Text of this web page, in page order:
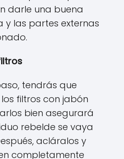
darle una buena
y las partes externas
tendrás que
filtros con jabón
bien asegurará
rebelde se vaya
acláralos y
completamente